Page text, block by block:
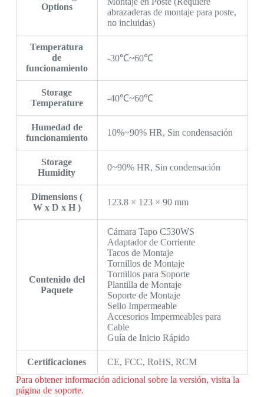
Options
abrazaderas de montaje para poste,
no incluidas)
Temperatura
de
funcionamiento
-30℃~60℃
Storage
Temperature
-40℃~60℃
Humedad de
funcionamiento
10%~90% HR, Sin condensación
Storage
Humidity
0~90% HR, Sin condensación
Dimensions (
W x D x H )
123.8 × 123 × 90 mm
Contenido del
Paquete
Cámara Tapo C530WS
Adaptador de Corriente
Tacos de Montaje
Tornillos de Montaje
Tornillos para Soporte
Plantilla de Montaje
Soporte de Montaje
Sello Impermeable
Accesorios Impermeables para
Cable
Guía de Inicio Rápido
Certificaciones
CE, FCC, RoHS, RCM
Para obtener información adicional sobre la versión, visita la
página de soporte.